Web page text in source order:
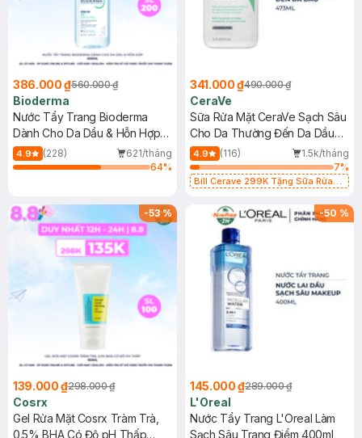
386.000 ₫560.000 ₫
Bioderma
Nước Tẩy Trang Bioderma
Dành Cho Da Dầu & Hỗn Hợp
500ml
4.9 (228)
621/tháng
64%
341.000 ₫490.000 ₫
CeraVe
Sữa Rửa Mặt CeraVe Sạch Sâu
Cho Da Thường Đến Da Dầu
473ml
4.9 (116)
1.5k/tháng
7%
Bill Cerave 299K Tặng Sữa Rửa
-53%
139.000 ₫298.000 ₫
Cosrx
Gel Rửa Mặt Cosrx Tràm Trà,
0.5% BHA Có Độ pH Thấp
-50 %
145.000 ₫289.000 ₫
L'Oreal
Nước Tẩy Trang L'Oreal Làm
Sạch Sâu Trang Điểm 400ml